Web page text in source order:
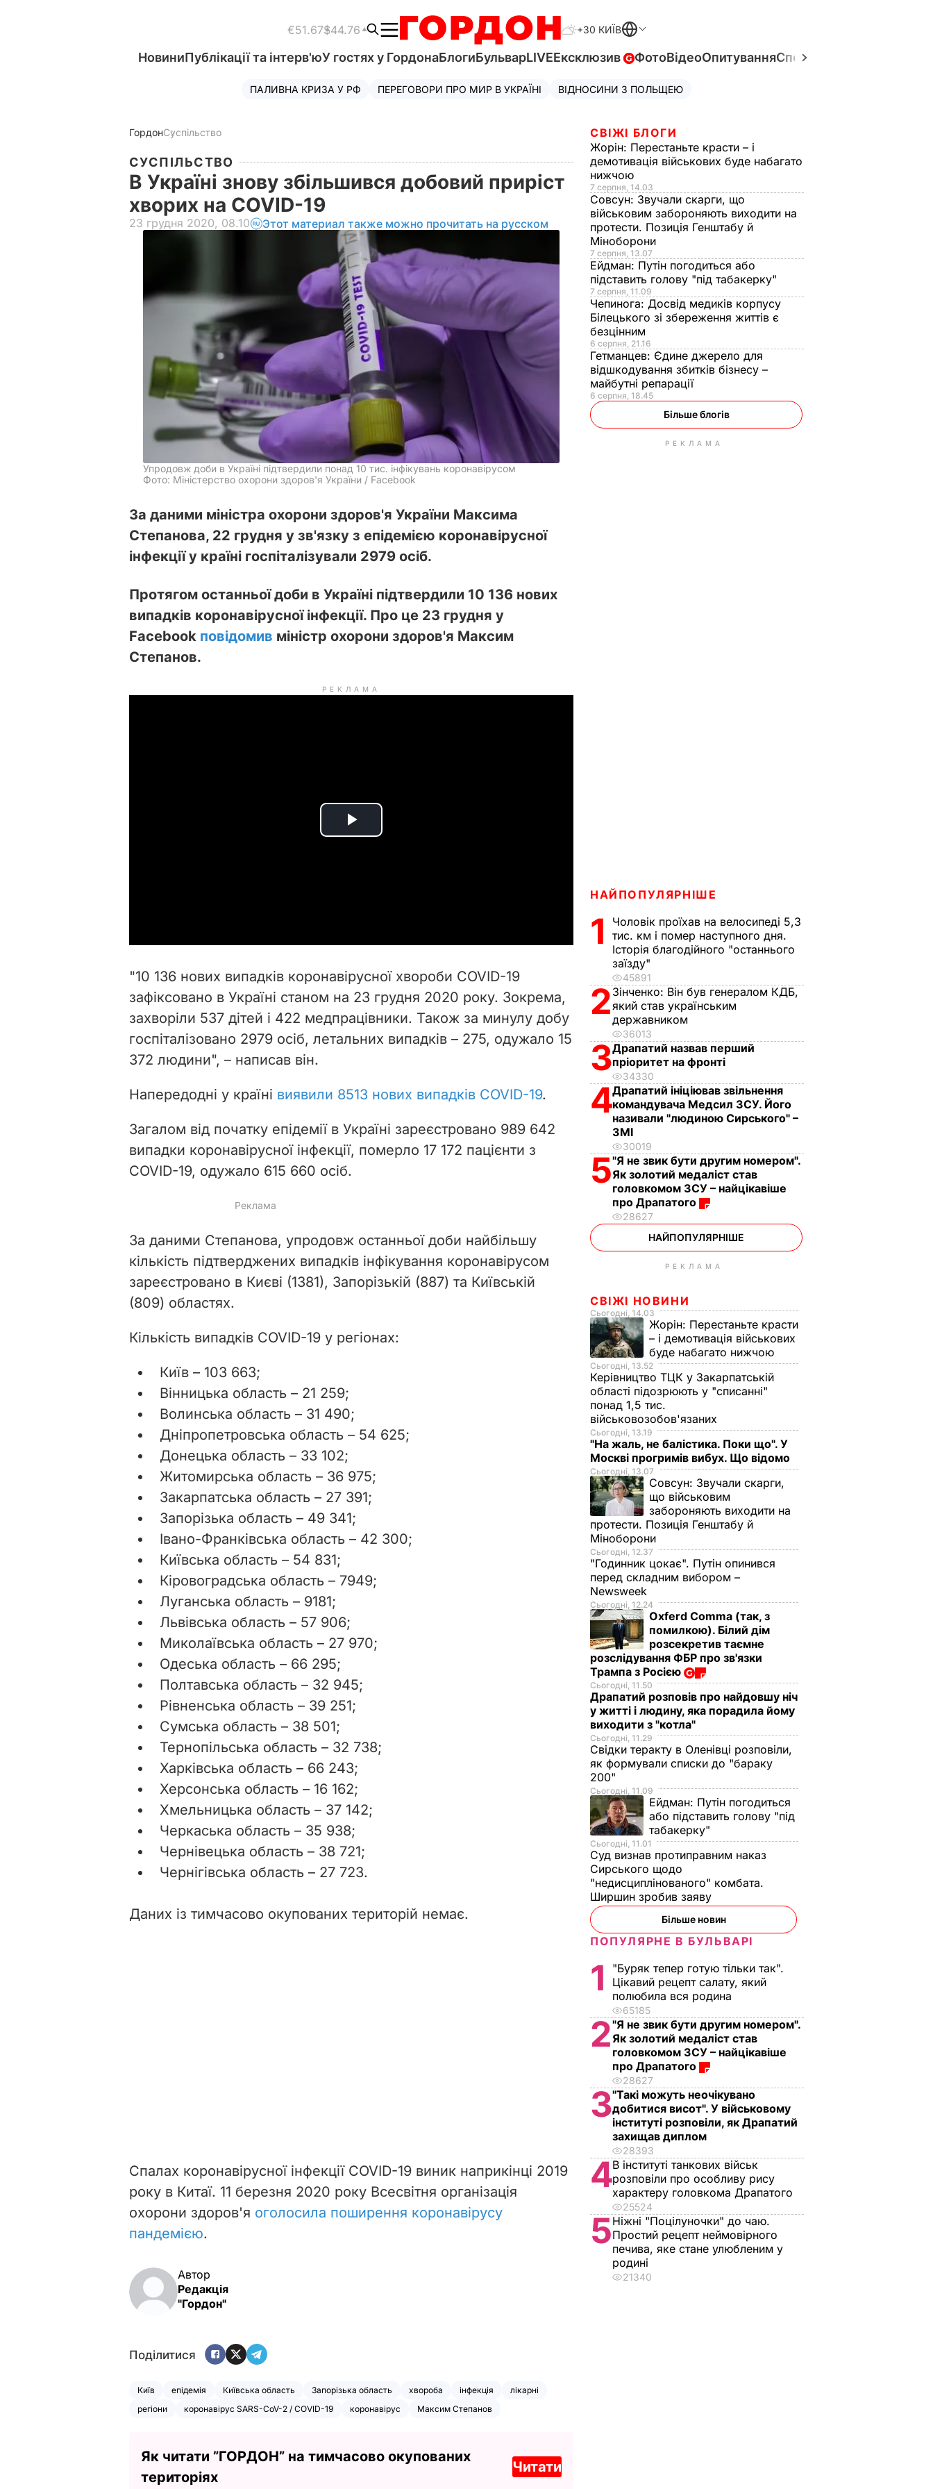
€51.67$44.76 +30 КИЇВ
НовиниПублікації та інтерв'юУ гостях у ГордонаБлогиБульварLIVEЕксклюзив ФотоВідеоОпитуванняСпецпроєкти
ПАЛИВНА КРИЗА У РФ ПЕРЕГОВОРИ ПРО МИР В УКРАЇНІ ВІДНОСИНИ З ПОЛЬЩЕЮ
ГордонСуспільство
СУСПІЛЬСТВО
В Україні знову збільшився добовий приріст
хворих на COVID-19
23 грудня 2020, 08.10 Этот материал также можно прочитать на русском
Упродовж доби в Україні підтвердили понад 10 тис. інфікувань коронавірусом
Фото: Міністерство охорони здоров'я України / Facebook
За даними міністра охорони здоров'я України Максима
Степанова, 22 грудня у зв'язку з епідемією коронавірусної
інфекції у країні госпіталізували 2979 осіб.
Протягом останньої доби в Україні підтвердили 10 136 нових
випадків коронавірусної інфекції. Про це 23 грудня у
Facebook повідомив міністр охорони здоров'я Максим
Степанов.
РЕКЛАМА
P
i
d
o
"10 136 нових випадків коронавірусної хвороби COVID-19
зафіксовано в Україні станом на 23 грудня 2020 року. Зокрема,
захворіли 537 дітей і 422 медпрацівники. Також за минулу добу
госпіталізовано 2979 осіб, летальних випадків – 275, одужало 15
372 людини", – написав він.
Напередодні у країні виявили 8513 нових випадків COVID-19.
Загалом від початку епідемії в Україні зареєстровано 989 642
випадки коронавірусної інфекції, померло 17 172 пацієнти з
COVID-19, одужало 615 660 осіб.
За даними Степанова, упродовж останньої доби найбільшу
кількість підтверджених випадків інфікування коронавірусом
зареєстровано в Києві (1381), Запорізькій (887) та Київській
(809) областях.
Кількість випадків COVID-19 у регіонах:
Київ – 103 663;
Вінницька область – 21 259;
Волинська область – 31 490;
Дніпропетровська область – 54 625;
Донецька область – 33 102;
Житомирська область – 36 975;
Закарпатська область – 27 391;
Запорізька область – 49 341;
Івано-Франківська область – 42 300;
Київська область – 54 831;
Кіровоградська область – 7949;
Луганська область – 9181;
Львівська область – 57 906;
Миколаївська область – 27 970;
Одеська область – 66 295;
Полтавська область – 32 945;
Рівненська область – 39 251;
Сумська область – 38 501;
Тернопільська область – 32 738;
Харківська область – 66 243;
Херсонська область – 16 162;
Хмельницька область – 37 142;
Черкаська область – 35 938;
Чернівецька область – 38 721;
Чернігівська область – 27 723.
Даних із тимчасово окупованих територій немає.
Спалах коронавірусної інфекції COVID-19 виник наприкінці 2019
року в Китаї. 11 березня 2020 року Всесвітня організація
охорони здоров'я оголосила поширення коронавірусу
пандемією.
Автор
Редакція
"Гордон"
Поділитися
Київ епідемія Київська область Запорізька область хвороба інфекція
лікарні
регіони
коронавірус SARS-CoV-2 / COVID-19 коронавірус Максим Степанов
Як читати ”ГОРДОН” на тимчасово окупованих
територіях
Читати
СВІЖІ БЛОГИ
Жорін: Перестаньте красти – і
демотивація військових буде набагато
нижчою
7 серпня, 14.03
Совсун: Звучали скарги, що
військовим забороняють виходити на
протести. Позиція Генштабу й
Міноборони
7 серпня, 13.07
Ейдман: Путін погодиться або
підставить голову "під табакерку"
7 серпня, 11.09
Чепинога: Досвід медиків корпусу
Білецького зі збереження життів є
безцінним
6 серпня, 21.16
Гетманцев: Єдине джерело для
відшкодування збитків бізнесу –
майбутні репарації
6 серпня, 18.45
Більше блогів
РЕКЛАМА
НАЙПОПУЛЯРНІШЕ
1
Чоловік проїхав на велосипеді 5,3
тис. км і помер наступного дня.
Історія благодійного "останнього
заїзду"
45891
2 Зінченко: Він був генералом КДБ,
який став українським
державником
36013
3Драпатий назвав перший
пріоритет на фронті
34330
4Драпатий ініціював звільнення
командувача Медсил ЗСУ. Його
називали "людиною Сирського" –
ЗМІ
30019
5"Я не звик бути другим номером".
Як золотий медаліст став
головкомом ЗСУ – найцікавіше
про Драпатого
28627
НАЙПОПУЛЯРНІШЕ
РЕКЛАМА
СВІЖІ НОВИНИ
Сьогодні, 14.03
Жорін: Перестаньте красти
– і демотивація військових
буде набагато нижчою
Сьогодні, 13.52
Керівництво ТЦК у Закарпатській
області підозрюють у "списанні"
понад 1,5 тис.
військовозобов'язаних
Сьогодні, 13.19
"На жаль, не балістика. Поки що". У
Москві прогримів вибух. Що відомо
Сьогодні, 13.07
Совсун: Звучали скарги,
що військовим
забороняють виходити на
протести. Позиція Генштабу й
Міноборони
Сьогодні, 12.37
"Годинник цокає". Путін опинився
перед складним вибором –
Newsweek
Сьогодні, 12.24
Oxferd Comma (так, з
помилкою). Білий дім
розсекретив таємне
розслідування ФБР про зв'язки
Трампа з Росією
Сьогодні, 11.50
Драпатий розповів про найдовшу ніч
у житті і людину, яка порадила йому
виходити з "котла"
Сьогодні, 11.29
Свідки теракту в Оленівці розповіли,
як формували списки до "бараку
200"
Сьогодні, 11.09
Ейдман: Путін погодиться
або підставить голову "під
табакерку"
Сьогодні, 11.01
Суд визнав протиправним наказ
Сирського щодо
"недисциплінованого" комбата.
Ширшин зробив заяву
Більше новин
ПОПУЛЯРНЕ В БУЛЬВАРІ
1
"Буряк тепер готую тільки так".
Цікавий рецепт салату, який
полюбила вся родина
65185
2"Я не звик бути другим номером".
Як золотий медаліст став
головкомом ЗСУ – найцікавіше
про Драпатого
28627
3"Такі можуть неочікувано
добитися висот". У військовому
інституті розповіли, як Драпатий
захищав диплом
28393
4В інституті танкових військ
розповіли про особливу рису
характеру головкома Драпатого
25524
5Ніжні "Поцілуночки" до чаю.
Простий рецепт неймовірного
печива, яке стане улюбленим у
родині
21340